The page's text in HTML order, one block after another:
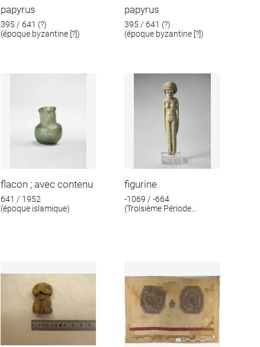
papyrus
395 / 641 (?)
(époque byzantine [?])
papyrus
395 / 641 (?)
(époque byzantine [?])
flacon ; avec contenu
641 / 1952
(époque islamique)
figurine
-1069 / -664
(Troisième Période